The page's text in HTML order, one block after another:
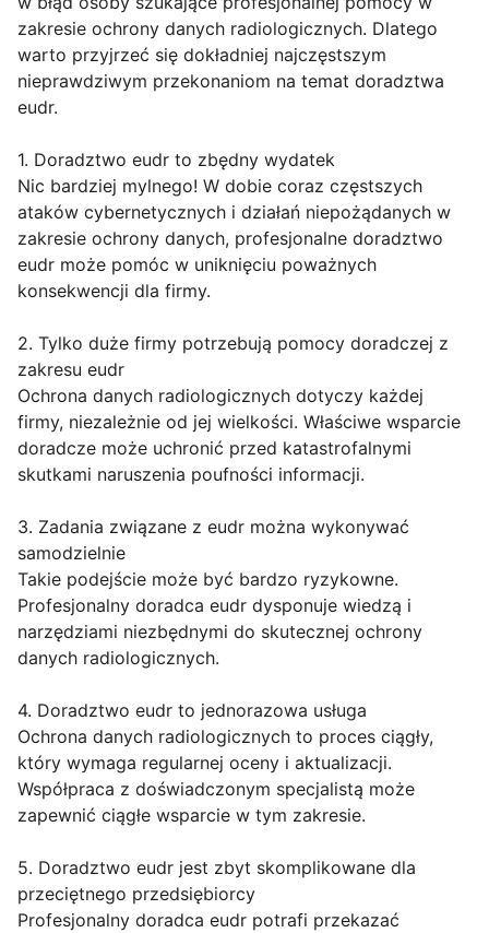
zakresie ochrony danych radiologicznych. Dlatego
warto przyjrzeć się dokładniej najczęstszym
nieprawdziwym przekonaniom na temat doradztwa
eudr.
1. Doradztwo eudr to zbędny wydatek
Nic bardziej mylnego! W dobie coraz częstszych
ataków cybernetycznych i działań niepożądanych w
zakresie ochrony danych, profesjonalne doradztwo
eudr może pomóc w uniknięciu poważnych
konsekwencji dla firmy.
2. Tylko duże firmy potrzebują pomocy doradczej z
zakresu eudr
Ochrona danych radiologicznych dotyczy każdej
firmy, niezależnie od jej wielkości. Właściwe wsparcie
doradcze może uchronić przed katastrofalnymi
skutkami naruszenia poufności informacji.
3. Zadania związane z eudr można wykonywać
samodzielnie
Takie podejście może być bardzo ryzykowne.
Profesjonalny doradca eudr dysponuje wiedzą i
narzędziami niezbędnymi do skutecznej ochrony
danych radiologicznych.
4. Doradztwo eudr to jednorazowa usługa
Ochrona danych radiologicznych to proces ciągły,
który wymaga regularnej oceny i aktualizacji.
Współpraca z doświadczonym specjalistą może
zapewnić ciągłe wsparcie w tym zakresie.
5. Doradztwo eudr jest zbyt skomplikowane dla
przeciętnego przedsiębiorcy
Profesjonalny doradca eudr potrafi przekazać